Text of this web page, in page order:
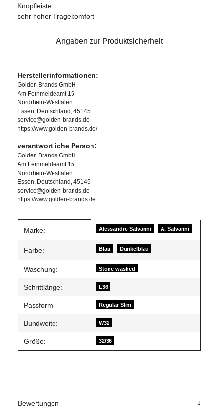
Knopfleiste
sehr hoher Tragekomfort
Angaben zur Produktsicherheit
Herstellerinformationen:
Golden Brands GmbH
Am Fernmeldeamt 15
Nordrhein-Westfalen
Essen, Deutschland, 45145
service@golden-brands.de
https://www.golden-brands.de/
verantwortliche Person:
Golden Brands GmbH
Am Fernmeldeamt 15
Nordrhein-Westfalen
Essen, Deutschland, 45145
service@golden-brands.de
https://www.golden-brands.de
Produkteigenschaft
Wert
Marke: Alessandro Salvarini A. Salvarini
Farbe: Blau Dunkelblau
Waschung: Stone washed
Schrittlänge: L36
Passform: Regular Slim
Bundweite: W32
Größe: 32/36
Bewertungen